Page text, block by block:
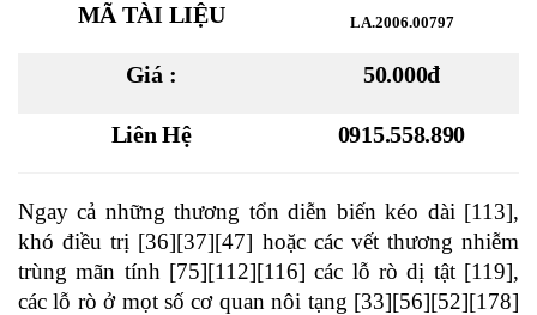
MÃ TÀI LIỆU LA.2006.00797
Giá : 50.000đ
Liên Hệ 0915.558.890
Ngay cả những thương tổn diễn biến kéo dài [113],
khó điều trị [36][37][47] hoặc các vết thương nhiễm
trùng mãn tính [75][112][116] các lỗ rò dị tật [119],
các lỗ rò ở mọt số cơ quan nôi tạng [33][56][52][178]